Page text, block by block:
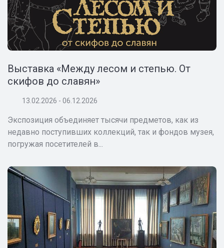
Выставка «Между лесом и степью. От
скифов до славян»
13.02.2026 - 06.12.2026
Экспозиция объединяет тысячи предметов, как из
недавно поступивших коллекций, так и фондов музея,
погружая посетителей в...